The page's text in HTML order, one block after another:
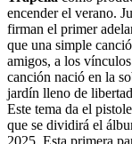
encender el verano.
firman el primer
que una simple
amigos, a los
canción nació en la
jardín lleno de
Este tema da el
que se dividirá el
2025. Esta primera